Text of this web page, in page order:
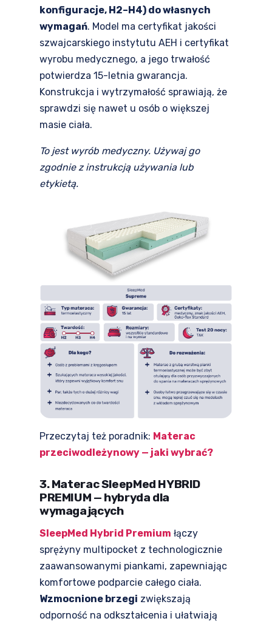
konfiguracje, H2–H4) do własnych
wymagań. Model ma certyfikat jakości
szwajcarskiego instytutu AEH i certyfikat
wyrobu medycznego, a jego trwałość
potwierdza 15-letnia gwarancja.
Konstrukcja i wytrzymałość sprawiają, że
sprawdzi się nawet u osób o większej
masie ciała.
To jest wyrób medyczny. Używaj go
zgodnie z instrukcją używania lub
etykietą.
Przeczytaj też poradnik: Materac
przeciwodleżynowy — jaki wybrać?
3. Materac SleepMed HYBRID
PREMIUM — hybryda dla
wymagających
SleepMed Hybrid Premium łączy
sprężyny multipocket z technologicznie
zaawansowanymi piankami, zapewniając
komfortowe podparcie całego ciała.
Wzmocnione brzegi zwiększają
odporność na odkształcenia i ułatwiają